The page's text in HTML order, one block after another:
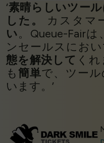
‘素晴らしいツー
した。
カスタマ
い。Queue-Fair
ンセールスにおい
態を解決して く
も簡単で、ツー
います。’